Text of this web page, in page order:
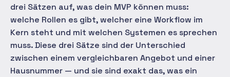
drei Sätzen auf, was dein MVP können muss:
welche Rollen es gibt, welcher eine Workflow im
Kern steht und mit welchen Systemen es sprechen
muss. Diese drei Sätze sind der Unterschied
zwischen einem vergleichbaren Angebot und einer
Hausnummer — und sie sind exakt das, was ein